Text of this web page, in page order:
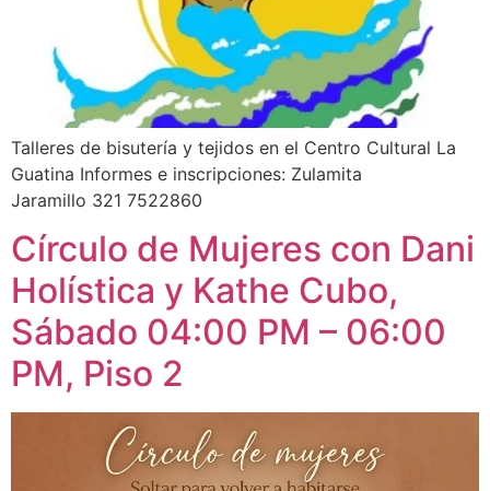
Talleres de bisutería y tejidos en el Centro Cultural La
Guatina Informes e inscripciones: Zulamita
Jaramillo 321 7522860
Círculo de Mujeres con Dani
Holística y Kathe Cubo,
Sábado 04:00 PM – 06:00
PM, Piso 2